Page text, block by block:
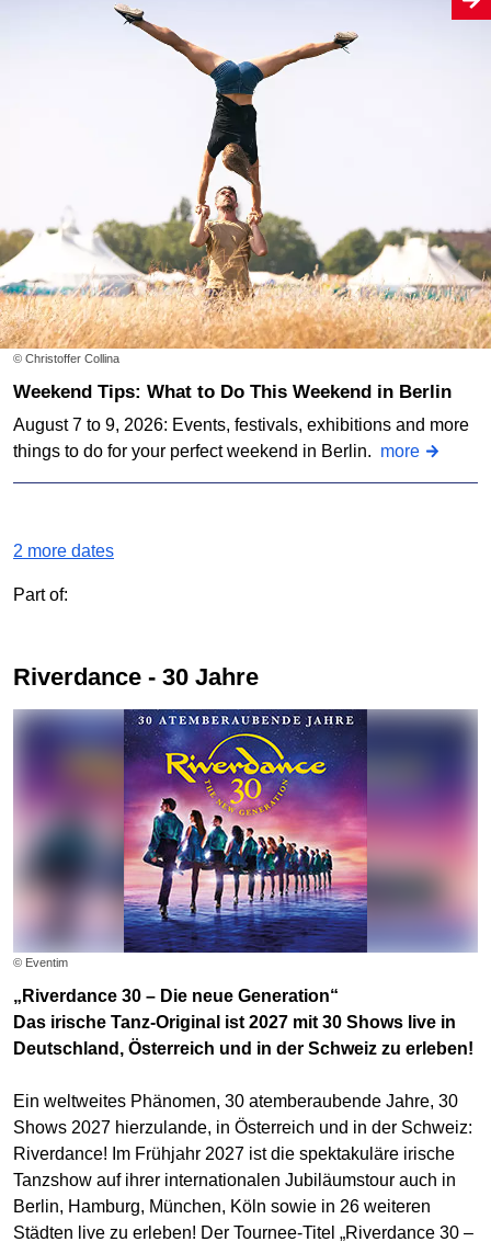
© Christoffer Collina
Weekend Tips: What to Do This Weekend in Berlin
August 7 to 9, 2026: Events, festivals, exhibitions and more
things to do for your perfect weekend in Berlin. more
2 more dates
Part of:
Riverdance - 30 Jahre
© Eventim
„Riverdance 30 – Die neue Generation“
Das irische Tanz-Original ist 2027 mit 30 Shows live in
Deutschland, Österreich und in der Schweiz zu erleben!
Ein weltweites Phänomen, 30 atemberaubende Jahre, 30
Shows 2027 hierzulande, in Österreich und in der Schweiz:
Riverdance! Im Frühjahr 2027 ist die spektakuläre irische
Tanzshow auf ihrer internationalen Jubiläumstour auch in
Berlin, Hamburg, München, Köln sowie in 26 weiteren
Städten live zu erleben! Der Tournee-Titel „Riverdance 30 –